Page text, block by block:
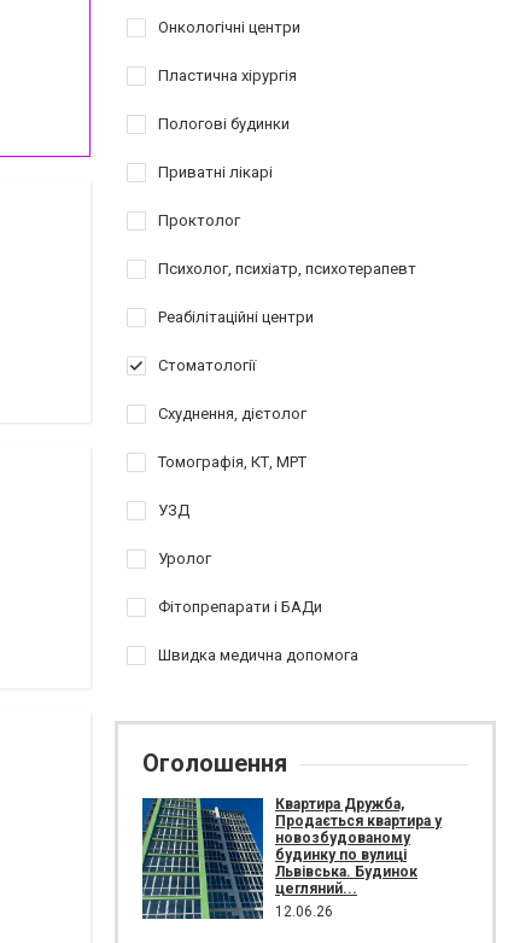
Онкологічні центри
Пластична хірургія
Пологові будинки
Приватні лікарі
Проктолог
Психолог, психіатр, психотерапевт
Реабілітаційні центри
Стоматології
Схуднення, дієтолог
Томографія, КТ, МРТ
УЗД
Уролог
Фітопрепарати і БАДи
Швидка медична допомога
Оголошення
Квартира Дружба,
Продається квартира у
новозбудованому
будинку по вулиці
Львівська. Будинок
цегляний...
12.06.26